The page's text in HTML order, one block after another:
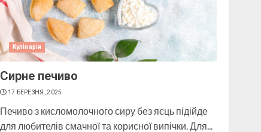
2
10 БЕРЕЗНЯ, 2025
3
Кулінарія
Сирне печиво
17 БЕРЕЗНЯ, 2025
Печиво з кисломолочного сиру без яєць підійде
для любителів смачної та корисної випічки. Для...